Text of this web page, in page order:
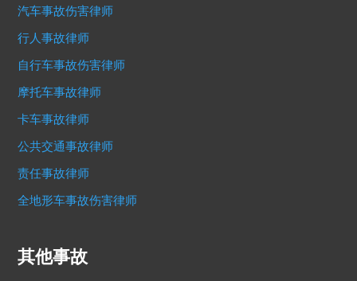
汽车事故伤害律师
行人事故律师
自行车事故伤害律师
摩托车事故律师
卡车事故律师
公共交通事故律师
责任事故律师
全地形车事故伤害律师
其他事故